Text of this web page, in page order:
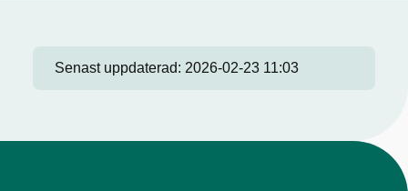
Senast uppdaterad: 2026-02-23 11:03